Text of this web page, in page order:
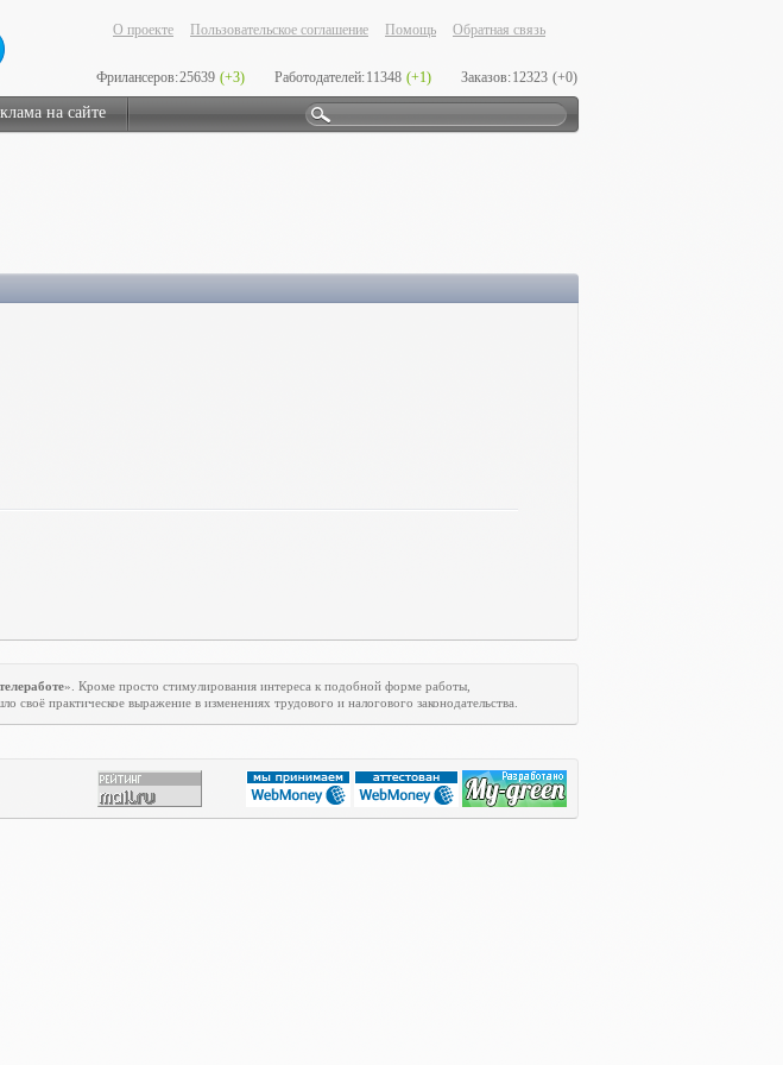
О проекте Пользовательское соглашение Помощь Обратная связь
Фрилансеров:25639 (+3) Работодателей:11348 (+1) Заказов:12323 (+0)
на сайте
телеработе». Кроме просто стимулирования интереса к подобной форме работы,
практическое выражение в изменениях трудового и налогового законодательства.